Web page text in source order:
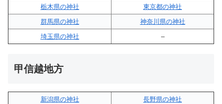
栃木県の神社
東京都の神社
群馬県の神社
神奈川県の神社
埼玉県の神社
–
甲信越地方
新潟県の神社
長野県の神社